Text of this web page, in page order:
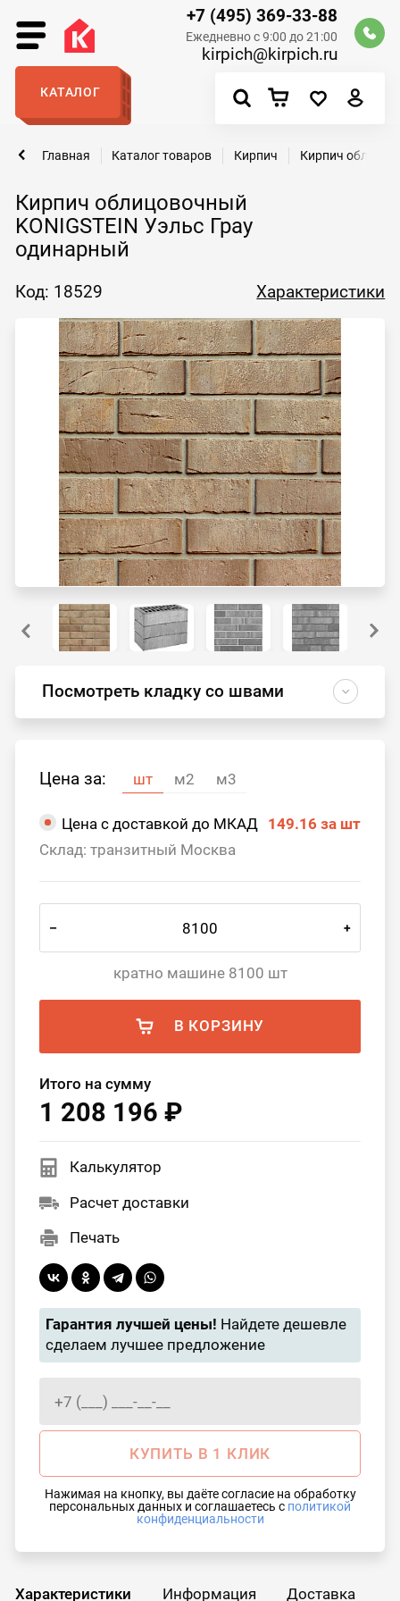
+7 (495) 369-33-88
Ежедневно с 9:00 до 21:00
kirpich@kirpich.ru
КАТАЛОГ
Кирпич облицовочный
KONIGSTEIN Уэльс Грау
одинарный
Главная Каталог товаров Кирпич Кирпич
Код: 18529 Характеристики
Посмотреть кладку со швами
Цена за: шт м2 м3
Цена с доставкой до МКАД 149.16 за шт
Склад: транзитный Москва
– +
кратно машине 8100 шт
В КОРЗИНУ
Итого на сумму
1 208 196 ₽
Калькулятор
Расчет доставки
Печать
Гарантия лучшей цены! Найдете дешевле
сделаем лучшее предложение
КУПИТЬ В 1 КЛИК
Нажимая на кнопку, вы даёте согласие на обработку
персональных данных и соглашаетесь с политикой
конфиденциальности
Характеристики Информация Доставка